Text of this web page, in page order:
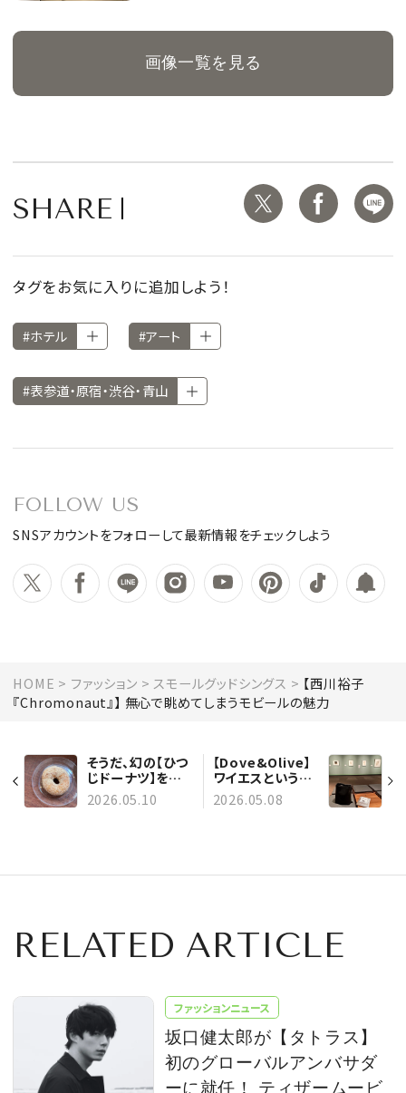
画像一覧を見る
SHARE
タグをお気に入りに追加しよう！
#ホテル #アート
#表参道・原宿・渋谷・青山
FOLLOW US
SNSアカウントをフォローして最新情報をチェックしよう
HOME ファッション スモールグッドシングス
【西川裕子
『Chromonaut』】 無心で眺めてしまうモビールの魅力
そうだ、幻の【ひつ
じドーナツ】を食
べに【京都】へ行こ
う！
2026.05.10
【Dove&Olive】
ワイエスという名
前のショルダーバ
ッグを持って、美術
2026.05.08
RELATED ARTICLE
ファッションニュース
坂口健太郎が【タトラス】
初のグローバルアンバサダ
ーに就任！ ティザームービ